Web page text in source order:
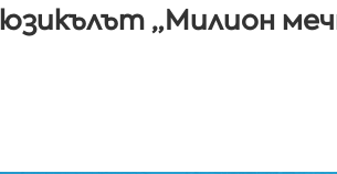
„Милион